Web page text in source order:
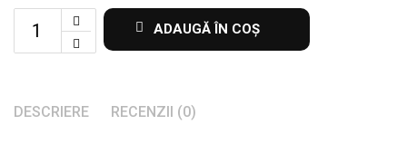
Set
din
ADAUGĂ ÎN COȘ
DESCRIERE RECENZII (0)